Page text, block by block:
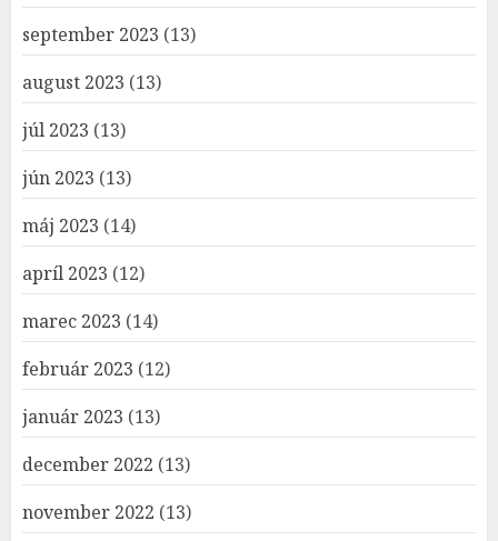
september 2023 (13)
august 2023 (13)
júl 2023 (13)
jún 2023 (13)
máj 2023 (14)
apríl 2023 (12)
marec 2023 (14)
február 2023 (12)
január 2023 (13)
december 2022 (13)
november 2022 (13)